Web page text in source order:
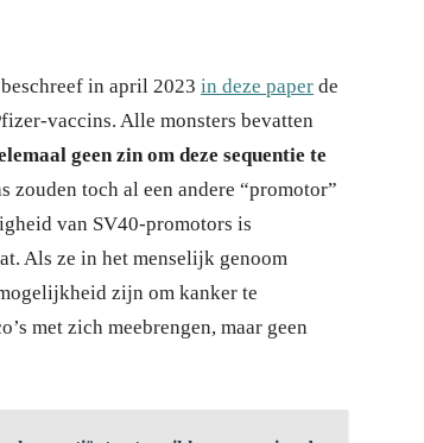
in april 2023 in deze paper de
vaccins. Alle monsters bevatten
geen zin om deze sequentie te
zouden toch al een andere “promotor”
van SV40-promotors is
Als ze in het menselijk genoom
zijn om kanker te
met zich meebrengen, maar geen